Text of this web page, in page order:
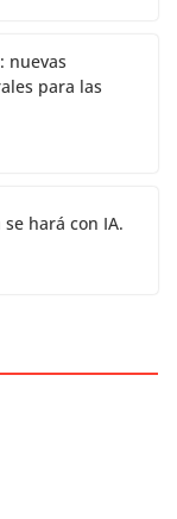
nuevas
para las
hará con IA.